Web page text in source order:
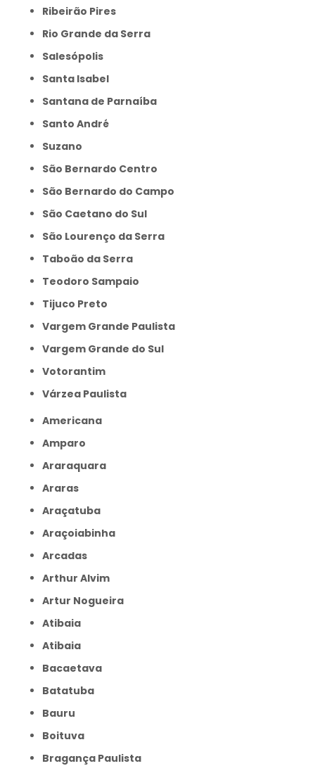
Ribeirão Pires
Rio Grande da Serra
Salesópolis
Santa Isabel
Santana de Parnaíba
Santo André
Suzano
São Bernardo Centro
São Bernardo do Campo
São Caetano do Sul
São Lourenço da Serra
Taboão da Serra
Teodoro Sampaio
Tijuco Preto
Vargem Grande Paulista
Vargem Grande do Sul
Votorantim
Várzea Paulista
Americana
Amparo
Araraquara
Araras
Araçatuba
Araçoiabinha
Arcadas
Arthur Alvim
Artur Nogueira
Atibaia
Atibaia
Bacaetava
Batatuba
Bauru
Boituva
Bragança Paulista